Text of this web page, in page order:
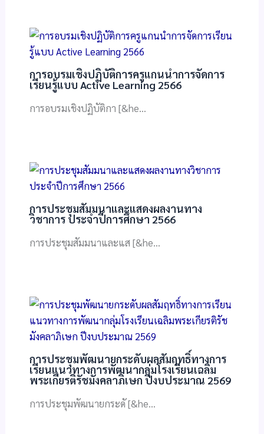
การอบรมเชิงปฏิบัติการครูแกนนำการจัดการ
เรียนรู้แบบ Active Learning 2566
การอบรมเชิงปฏิบัติกา [&he…
การประชุมสัมมนาและแสดงผลงานทาง
วิชาการ ประจําปีการศึกษา 2566
การประชุมสัมมนาและแส [&he…
การประชุมพัฒนายกระดับผลสัมฤทธิ์ทางการ
เรียนแนวทางการพัฒนากลุ่มโรงเรียนเฉลิม
พระเกียรติรัชมังคลาภิเษก ปีงบประมาณ 2569
การประชุมพัฒนายกระดั [&he…